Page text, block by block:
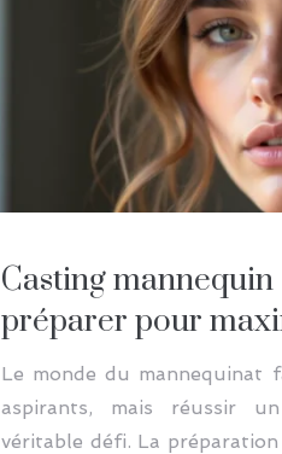
Casting mannequin
préparer pour
Le monde du mannequinat
aspirants, mais réussir
véritable défi. La